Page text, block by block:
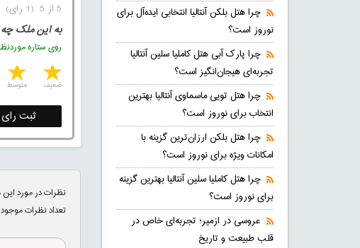
5 از 5 (1 رای)
به این ملک چه
روی ستاره
1 starمتوسط ضعیف
ثبت رای
نظرات در مورد
تعداد نظرات
چرا هتل بلکن آنتالیا انتخابی ایده‌آل برای
نوروز است؟
چرا پارک آبی هتل کاملیا سلین آنتالیا
تجربه‌ای هیجان‌انگیز است؟
چرا هتل تویی ماسماوی آنتالیا بهترین
انتخاب برای نوروز است؟
چرا هتل بلکن ارزان‌ترین گزینه با
امکانات ویژه برای نوروز است؟
چرا هتل کاملیا سلین آنتالیا بهترین گزینه
برای نوروز است؟
عروسی در ازمیر؛ تجربه‌ای خاص در
قلب طبیعت و تاریخ